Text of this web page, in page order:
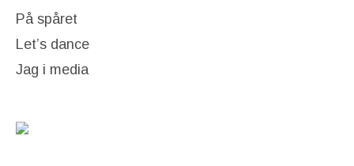
På spåret
Let’s dance
Jag i media